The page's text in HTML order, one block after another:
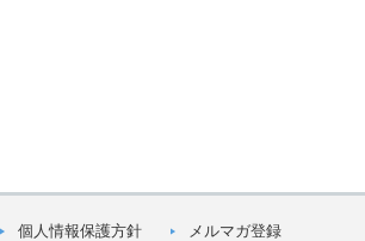
個人情報保護方針 メルマガ登録